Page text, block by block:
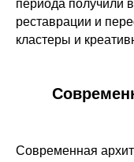
периода получили
реставрации и
кластеры и
Современная